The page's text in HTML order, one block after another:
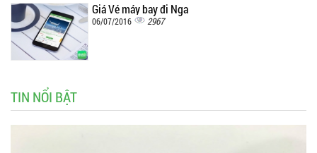
Giá Vé máy bay đi Nga
06/07/2016 2967
TIN NỔI BẬT